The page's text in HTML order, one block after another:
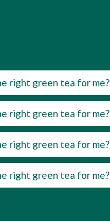
right green tea for me?
right green tea for me?
right green tea for me?
right green tea for me?